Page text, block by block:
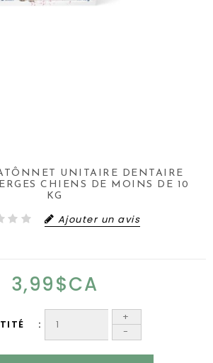
UNITAIRE DENTAIRE
CHIENS DE MOINS DE 10
KG
Ajouter un avis
3,99$CA
+
-